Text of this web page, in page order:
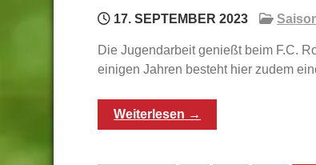
17. SEPTEMBER 2023
Die Jugendarbeit genießt beim F.C.
einigen Jahren besteht hier zudem
Weiterlesen →